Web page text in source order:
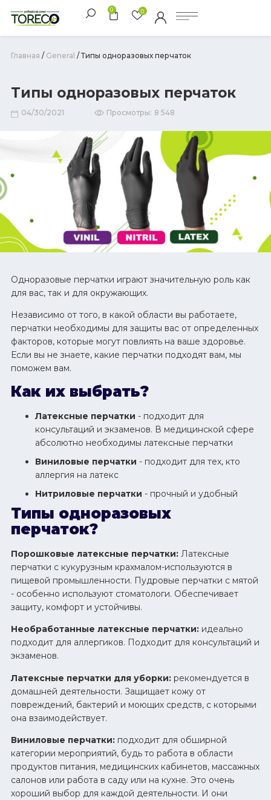
0 0
Главная / General / Типы одноразовых перчаток
Типы одноразовых перчаток
04/30/2021 Просмотры: 8 548
Одноразовые перчатки играют значительную роль как
для вас, так и для окружающих.
Независимо от того, в какой области вы работаете,
перчатки необходимы для защиты вас от определенных
факторов, которые могут повлиять на ваше здоровье.
Если вы не знаете, какие перчатки подходят вам, мы
поможем вам.
Как их выбрать?
Латексные перчатки - подходит для
консультаций и экзаменов. В медицинской сфере
абсолютно необходимы латексные перчатки
Виниловые перчатки - подходит для тех, кто
аллергия на латекс
Нитриловые перчатки - прочный и удобный
Типы одноразовых
перчаток?
Порошковые латексные перчатки: Латексные
перчатки с кукурузным крахмалом-используются в
пищевой промышленности. Пудровые перчатки с мятой
- особенно используют стоматологи. Обеспечивает
защиту, комфорт и устойчивы.
Необработанные латексные перчатки: идеально
подходит для аллергиков. Подходит для консультаций и
экзаменов.
Латексные перчатки для уборки: рекомендуется в
домашней деятельности. Защищает кожу от
повреждений, бактерий и моющих средств, с которыми
она взаимодействует.
Виниловые перчатки: подходит для обширной
категории мероприятий, будь то работа в области
продуктов питания, медицинских кабинетов, массажных
салонов или работа в саду или на кухне. Это очень
хороший выбор для каждой деятельности. И они